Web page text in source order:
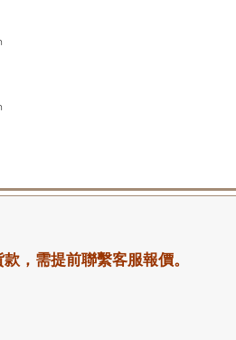
，需提前聯繫客服報價。